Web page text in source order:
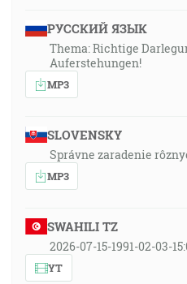
РУССКИЙ ЯЗЫК
Thema: Richtige
Auferstehungen!
MP3
SLOVENSKY
Správne zaradenie
MP3
SWAHILI TZ
2026-07-15-1991-02-03-
YT